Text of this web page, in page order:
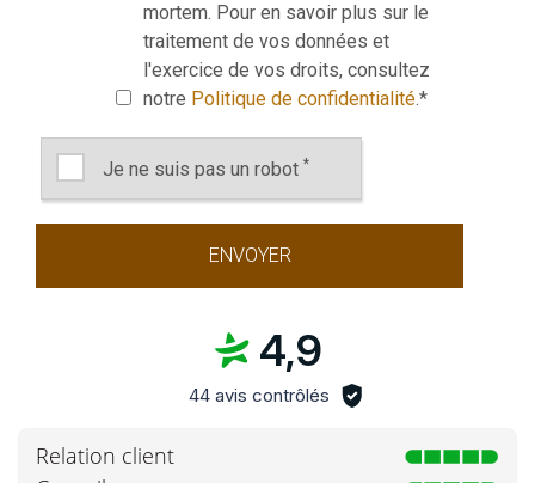
mortem. Pour en savoir plus sur le
traitement de vos données et
l'exercice de vos droits, consultez
notre Politique de confidentialité.*
Je ne suis pas un robot *
4,9
44 avis contrôlés
Relation client